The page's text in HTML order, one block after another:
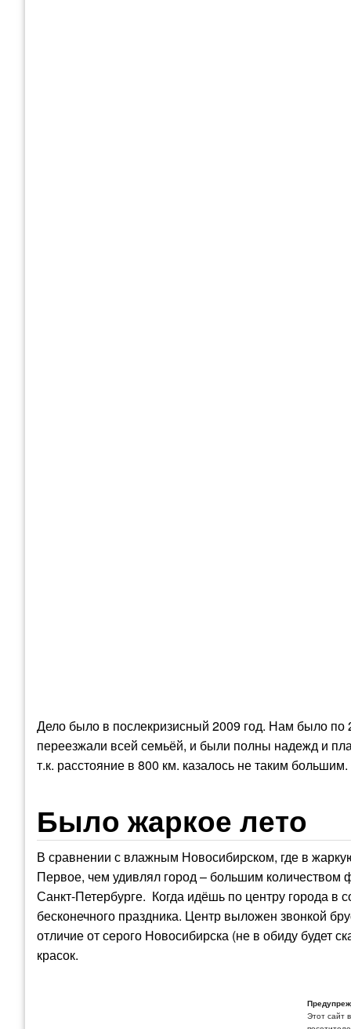
Дело было в послекризисный 2009 год. Нам было
переезжали всей семьёй, и были полны надежд и
т.к. расстояние в 800 км. казалось не таким большим.
Было жаркое лето
В сравнении с влажным Новосибирском, где в
Первое, чем удивлял город – большим количеством
Санкт-Петербурге. Когда идёшь по центру города
бесконечного праздника. Центр выложен звонкой
отличие от серого Новосибирска (не в обиду будет
красок.
Этот сайт